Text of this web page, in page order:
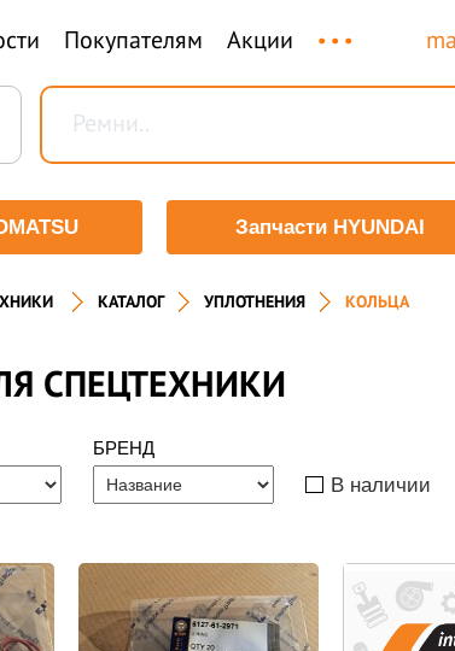
Покупателям Акции ...
Запчасти HYUNDAI
КАТАЛОГ УПЛОТНЕНИЯ КОЛЬЦА
СПЕЦТЕХНИКИ
БРЕНД
В наличии